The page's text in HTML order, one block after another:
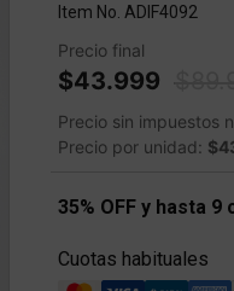
Item No. ADIF4092
Precio final
$43.999
Precio sin impuestos
Precio por unidad:
35% OFF y hasta 9
Cuotas habituales